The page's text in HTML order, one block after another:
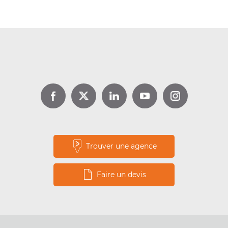
Trouver une agence
Faire un devis